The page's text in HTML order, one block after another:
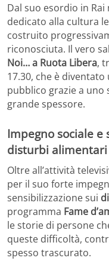
Dal suo esordio in Rai
dedicato alla cultura
costruito
riconosciuta. Il vero
Noi… a Ruota Libera,
17.30, che è
pubblico grazie a uno
grande spessore.
Impegno sociale
disturbi alimentari
Oltre all’attività
per il suo forte
sensibilizzazione sui
programma Fame
le storie di persone
queste difficoltà,
spesso trascurato.